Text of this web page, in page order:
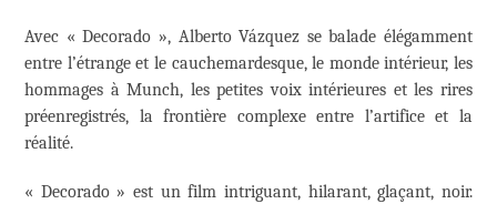
Avec « Decorado », Alberto Vázquez se balade élégamment
entre l’étrange et le cauchemardesque, le monde intérieur, les
hommages à Munch, les petites voix intérieures et les rires
préenregistrés, la frontière complexe entre l’artifice et la
réalité.
« Decorado » est un film intriguant, hilarant, glaçant, noir.